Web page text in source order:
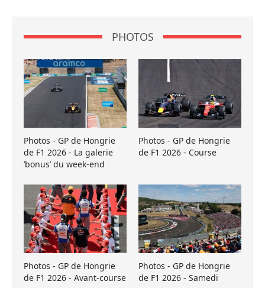
PHOTOS
Photos - GP de Hongrie
de F1 2026 - La galerie
’bonus’ du week-end
Photos - GP de Hongrie
de F1 2026 - Course
Photos - GP de Hongrie
de F1 2026 - Avant-course
Photos - GP de Hongrie
de F1 2026 - Samedi